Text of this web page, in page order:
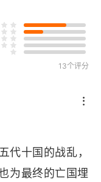
13个评分
代十国的战乱，
为最终的亡国埋